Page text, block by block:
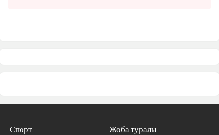
Спорт
Жоба туралы